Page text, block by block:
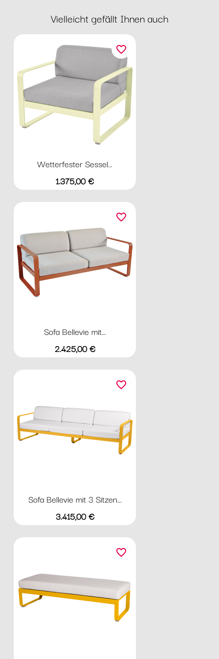
Vielleicht gefällt Ihnen auch
Wetterfester Sessel...
Preis
1.375,00 €
favorite_border
Sofa Bellevie mit...
Preis
2.425,00 €
favorite_border
Sofa Bellevie mit 3 Sitzen...
Preis
3.415,00 €
favorite_border
favorite_border